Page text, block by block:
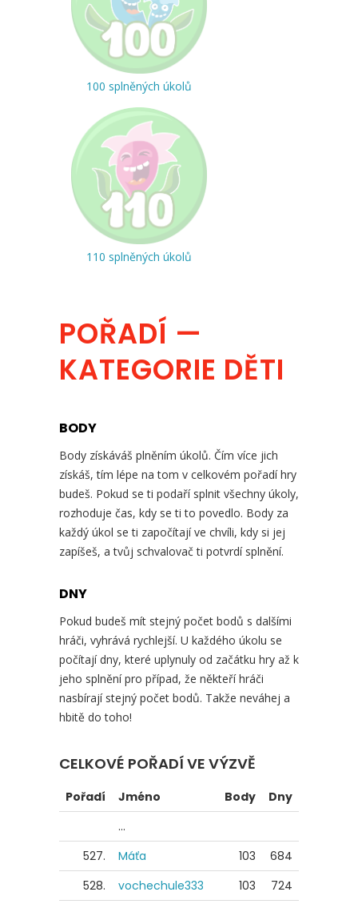
100 splněných úkolů
110 splněných úkolů
POŘADÍ —
KATEGORIE DĚTI
BODY
Body získáváš plněním úkolů. Čím více jich
získáš, tím lépe na tom v celkovém pořadí hry
budeš. Pokud se ti podaří splnit všechny úkoly,
rozhoduje čas, kdy se ti to povedlo. Body za
každý úkol se ti započítají ve chvíli, kdy si jej
zapíšeš, a tvůj schvalovač ti potvrdí splnění.
DNY
Pokud budeš mít stejný počet bodů s dalšími
hráči, vyhrává rychlejší. U každého úkolu se
počítají dny, které uplynuly od začátku hry až k
jeho splnění pro případ, že někteří hráči
nasbírají stejný počet bodů. Takže neváhej a
hbitě do toho!
CELKOVÉ POŘADÍ VE VÝZVĚ
Pořadí Jméno Body
Dny
...
527.
Máťa 103
684
528.
vochechule333 103 724